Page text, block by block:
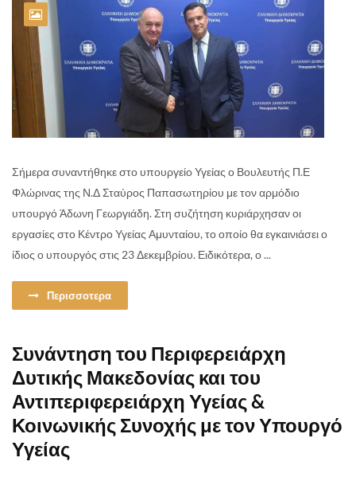
Σήμερα συναντήθηκε στο υπουργείo Υγείας ο Βουλευτής Π.Ε
Φλώρινας της Ν.Δ Σταύρος Παπασωτηρίου με τον αρμόδιο
υπουργό Άδωνη Γεωργιάδη. Στη συζήτηση κυριάρχησαν οι
εργασίες στο Κέντρο Υγείας Αμυνταίου, το οποίο θα εγκαινιάσει ο
ίδιος ο υπουργός στις 23 Δεκεμβρίου. Ειδικότερα, ο ...
Περισσοτερα
Συνάντηση του Περιφερειάρχη
Δυτικής Μακεδονίας και του
Αντιπεριφερειάρχη Υγείας &
Κοινωνικής Συνοχής με τον Υπουργό
Υγείας